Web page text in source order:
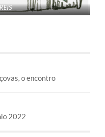
o encontro
2022